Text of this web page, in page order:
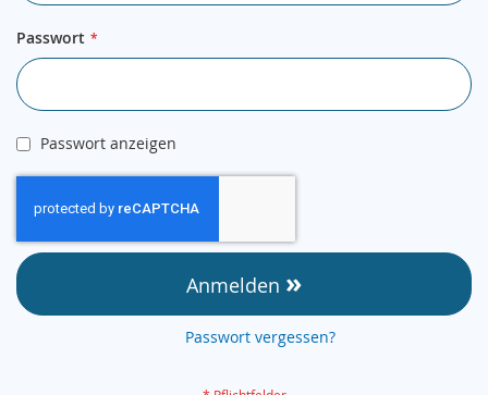
Passwort
Passwort anzeigen
Anmelden
Passwort vergessen?